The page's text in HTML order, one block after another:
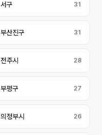
서구 31
부산진구 31
전주시 28
부평구 27
의정부시 26